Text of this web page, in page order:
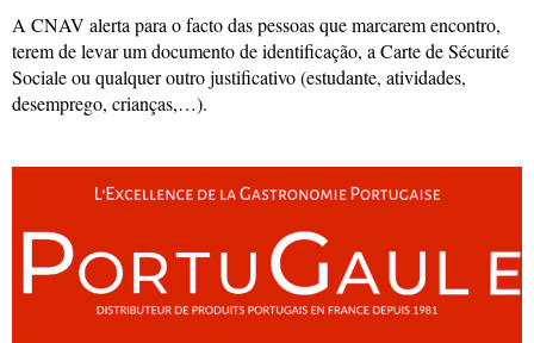
A CNAV alerta para o facto das pessoas que marcarem encontro,
terem de levar um documento de identificação, a Carte de Sécurité
Sociale ou qualquer outro justificativo (estudante, atividades,
desemprego, crianças,…).